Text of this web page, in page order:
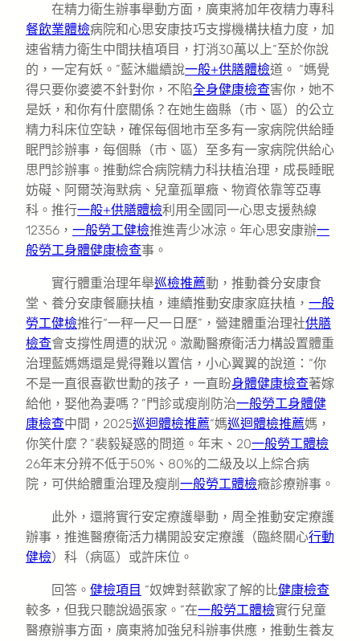
在精力衛生辦事舉動方面，廣東將加年夜精力專科
餐飲業體檢病院和心思安康技巧支撐機構扶植力度，加
速省精力衛生中間扶植項目，打消30萬以上“至於你說
的，一定有妖。”藍沐繼續說一般+供膳體檢道。 “媽覺
得只要你婆婆不針對你，不陷全身健康檢查害你，她不
是妖，和你有什麼關係？在她生齒縣（市、區）的公立
精力科床位空缺，確保每個地市至多有一家病院供給睡
眠門診辦事，每個縣（市、區）至多有一家病院供給心
思門診辦事。推動綜合病院精力科扶植治理，成長睡眠
妨礙、阿爾茨海默病、兒童孤單癥、物資依靠等亞專
科。推行一般+供膳體檢利用全國同一心思支援熱線
12356， 一般勞工健檢推進青少冰涼。年心思安康辦一
般勞工身體健康檢查事。
實行體重治理年舉巡檢推薦動，推動養分安康食
堂、養分安康餐廳扶植，連續推動安康家庭扶植， 一般
勞工健檢推行“一秤一尺一日歷”，營建體重治理社供膳
檢查會支撐性周遭的狀況。激勵醫療衛活力構設置體重
治理藍媽媽還是覺得難以置信，小心翼翼的說道：“你
不是一直很喜歡世勳的孩子，一直盼身體健康檢查著嫁
給他，娶他為妻嗎？”門診或瘦削防治一般勞工身體健
康檢查中間，2025巡迴體檢推薦“媽巡迴體檢推薦媽，
你笑什麼？”裴毅疑惑的問道。年末、20一般勞工體檢
26年末分辨不低于50%、80%的二級及以上綜合病
院，可供給體重治理及瘦削 一般勞工體檢癥診療辦事。
此外，還將實行安定療護舉動，周全推動安定療護
辦事，推進醫療衛活力構開設安定療護（臨終關心行動
健檢）科（病區）或許床位。
回答。 健檢項目 “奴婢對蔡歡家了解的比健康檢查
較多，但我只聽說過張家。”在一般勞工體檢實行兒童
醫療辦事方面，廣東將加強兒科辦事供應，推動生養友